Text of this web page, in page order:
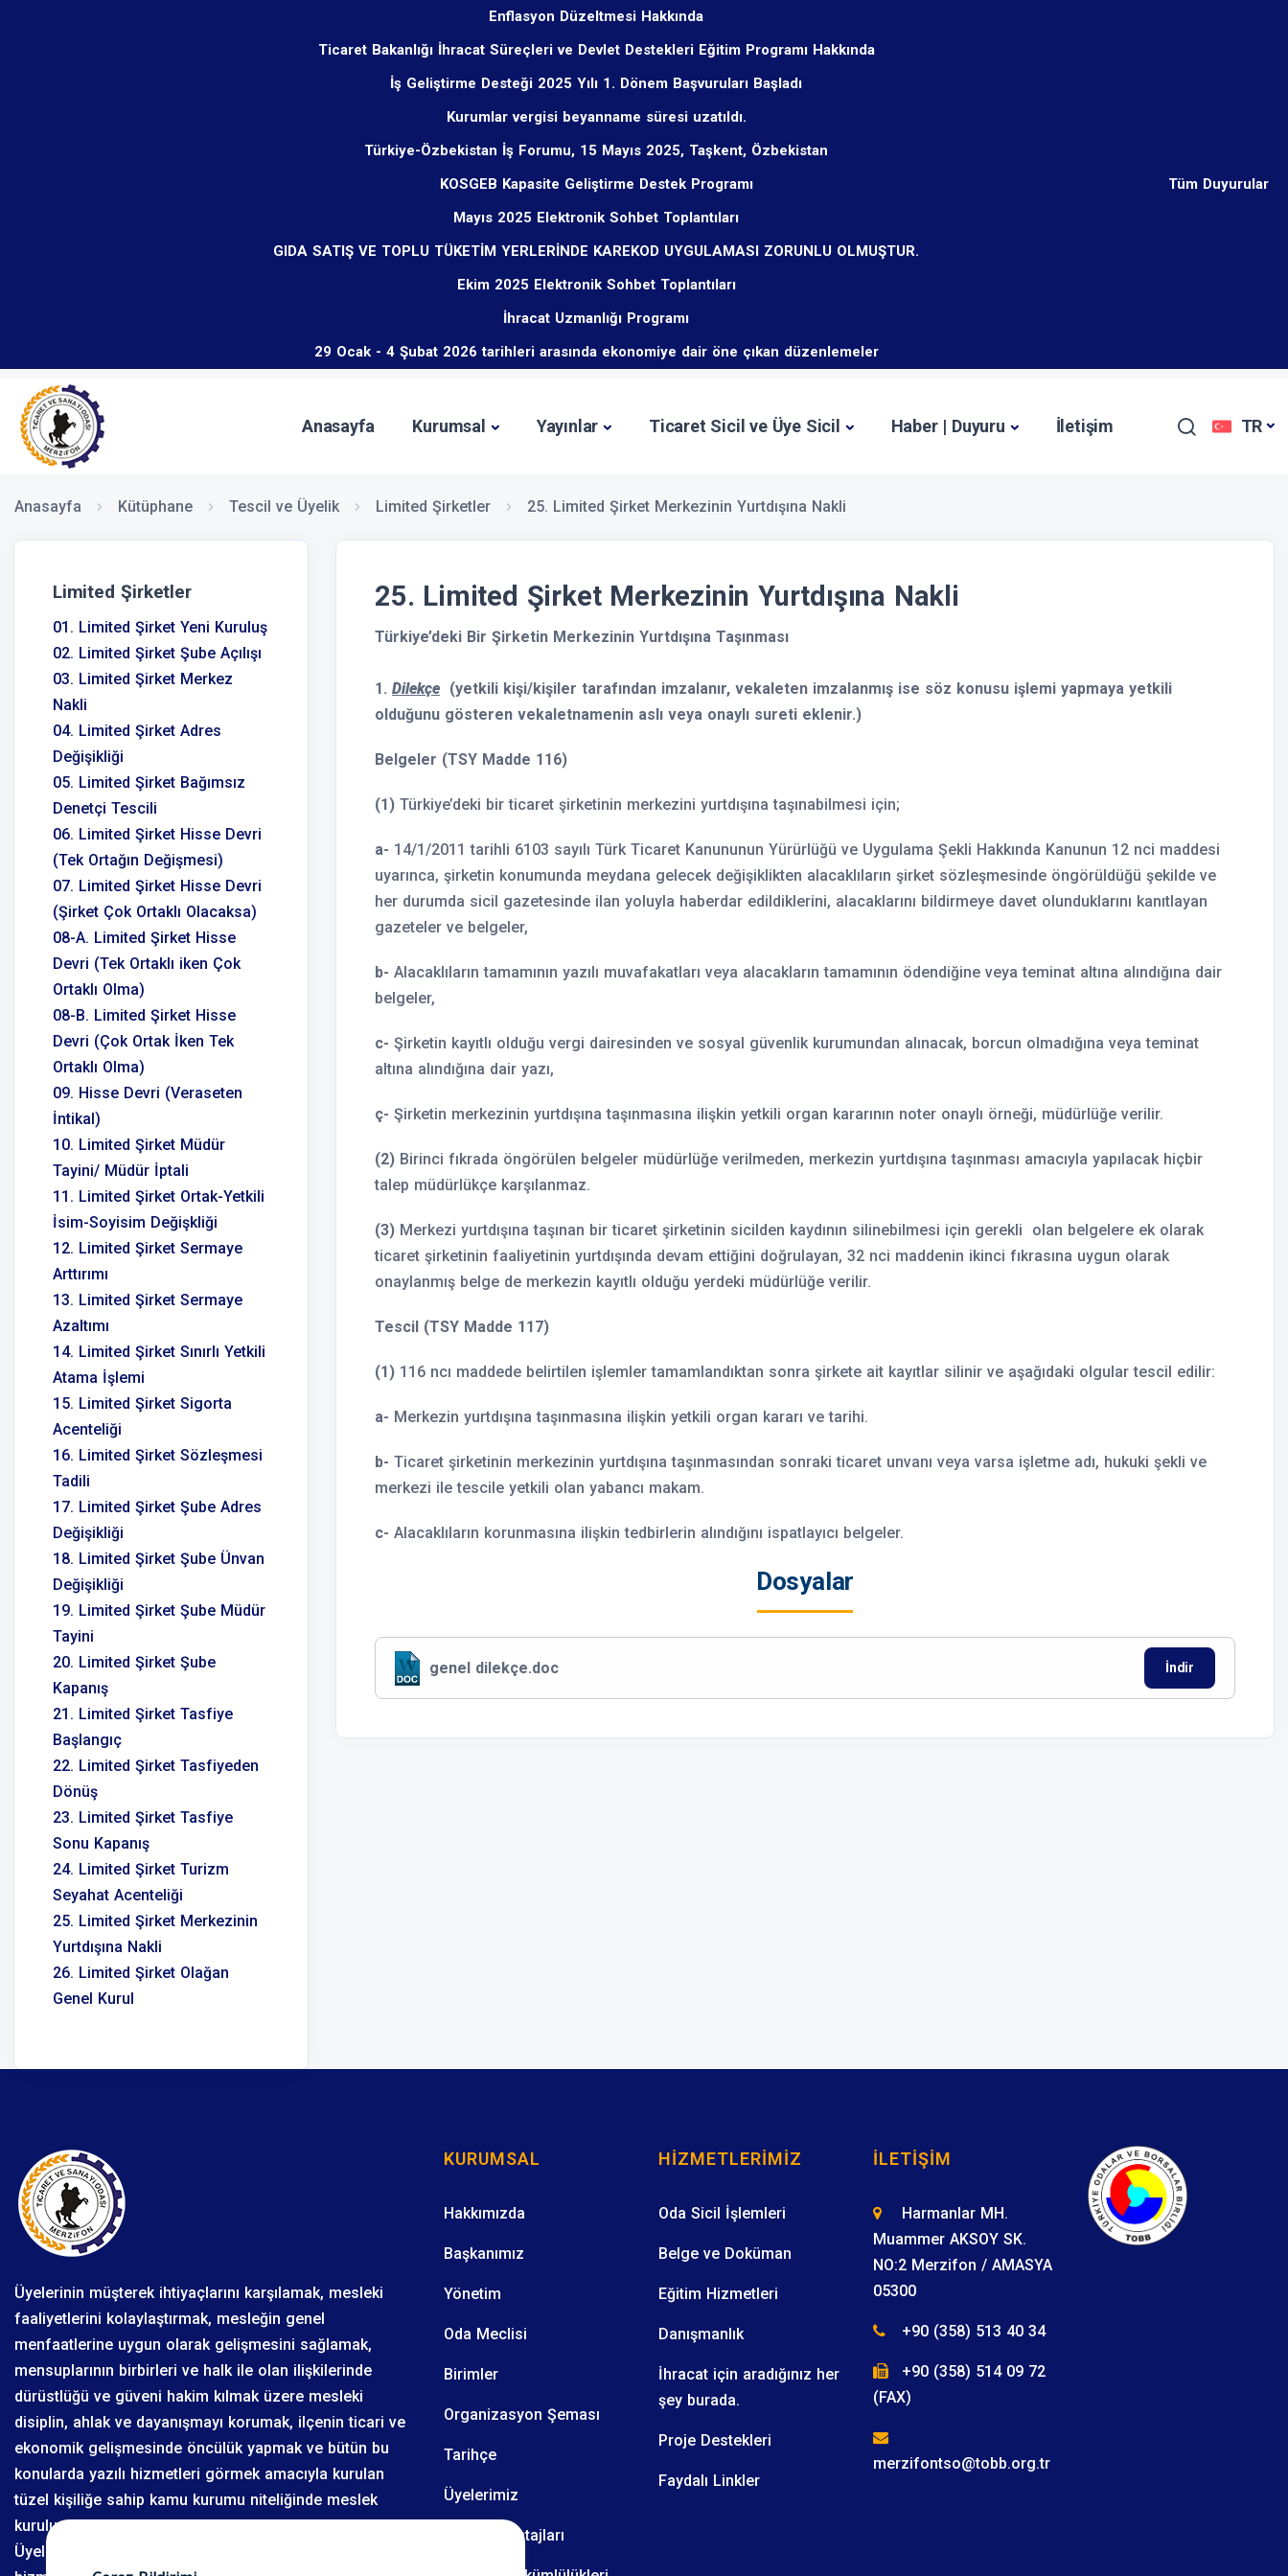
Enflasyon Düzeltmesi Hakkında
Ticaret Bakanlığı İhracat Süreçleri ve Devlet Destekleri Eğitim Programı Hakkında
İş Geliştirme Desteği 2025 Yılı 1. Dönem Başvuruları Başladı
Kurumlar vergisi beyanname süresi uzatıldı.
Türkiye-Özbekistan İş Forumu, 15 Mayıs 2025, Taşkent, Özbekistan
KOSGEB Kapasite Geliştirme Destek Programı
Mayıs 2025 Elektronik Sohbet Toplantıları
GIDA SATIŞ VE TOPLU TÜKETİM YERLERİNDE KAREKOD UYGULAMASI ZORUNLU OLMUŞTUR.
Ekim 2025 Elektronik Sohbet Toplantıları
İhracat Uzmanlığı Programı
29 Ocak - 4 Şubat 2026 tarihleri arasında ekonomiye dair öne çıkan düzenlemeler
Tüm Duyurular
Anasayfa Kurumsal Yayınlar Ticaret Sicil ve Üye Sicil Haber | Duyuru İletişim TR
Anasayfa Kütüphane Tescil ve Üyelik Limited Şirketler 25. Limited Şirket Merkezinin Yurtdışına Nakli
Limited Şirketler
01. Limited Şirket Yeni Kuruluş
02. Limited Şirket Şube Açılışı
03. Limited Şirket Merkez
Nakli
04. Limited Şirket Adres
Değişikliği
05. Limited Şirket Bağımsız
Denetçi Tescili
06. Limited Şirket Hisse Devri
(Tek Ortağın Değişmesi)
07. Limited Şirket Hisse Devri
(Şirket Çok Ortaklı Olacaksa)
08-A. Limited Şirket Hisse
Devri (Tek Ortaklı iken Çok
Ortaklı Olma)
08-B. Limited Şirket Hisse
Devri (Çok Ortak İken Tek
Ortaklı Olma)
09. Hisse Devri (Veraseten
İntikal)
10. Limited Şirket Müdür
Tayini/ Müdür İptali
11. Limited Şirket Ortak-Yetkili
İsim-Soyisim Değişkliği
12. Limited Şirket Sermaye
Arttırımı
13. Limited Şirket Sermaye
Azaltımı
14. Limited Şirket Sınırlı Yetkili
Atama İşlemi
15. Limited Şirket Sigorta
Acenteliği
16. Limited Şirket Sözleşmesi
Tadili
17. Limited Şirket Şube Adres
Değişikliği
18. Limited Şirket Şube Ünvan
Değişikliği
19. Limited Şirket Şube Müdür
Tayini
20. Limited Şirket Şube
Kapanış
21. Limited Şirket Tasfiye
Başlangıç
22. Limited Şirket Tasfiyeden
Dönüş
23. Limited Şirket Tasfiye
Sonu Kapanış
24. Limited Şirket Turizm
Seyahat Acenteliği
25. Limited Şirket Merkezinin
Yurtdışına Nakli
26. Limited Şirket Olağan
Genel Kurul
25. Limited Şirket Merkezinin Yurtdışına Nakli
Türkiye’deki Bir Şirketin Merkezinin Yurtdışına Taşınması
1. Dilekçe (yetkili kişi/kişiler tarafından imzalanır, vekaleten imzalanmış ise söz konusu işlemi yapmaya yetkili
olduğunu gösteren vekaletnamenin aslı veya onaylı sureti eklenir.)
Belgeler (TSY Madde 116)
(1) Türkiye’deki bir ticaret şirketinin merkezini yurtdışına taşınabilmesi için;
a- 14/1/2011 tarihli 6103 sayılı Türk Ticaret Kanununun Yürürlüğü ve Uygulama Şekli Hakkında Kanunun 12 nci maddesi
uyarınca, şirketin konumunda meydana gelecek değişiklikten alacaklıların şirket sözleşmesinde öngörüldüğü şekilde ve
her durumda sicil gazetesinde ilan yoluyla haberdar edildiklerini, alacaklarını bildirmeye davet olunduklarını kanıtlayan
gazeteler ve belgeler,
b- Alacaklıların tamamının yazılı muvafakatları veya alacakların tamamının ödendiğine veya teminat altına alındığına dair
belgeler,
c- Şirketin kayıtlı olduğu vergi dairesinden ve sosyal güvenlik kurumundan alınacak, borcun olmadığına veya teminat
altına alındığına dair yazı,
ç- Şirketin merkezinin yurtdışına taşınmasına ilişkin yetkili organ kararının noter onaylı örneği, müdürlüğe verilir.
(2) Birinci fıkrada öngörülen belgeler müdürlüğe verilmeden, merkezin yurtdışına taşınması amacıyla yapılacak hiçbir
talep müdürlükçe karşılanmaz.
(3) Merkezi yurtdışına taşınan bir ticaret şirketinin sicilden kaydının silinebilmesi için gerekli olan belgelere ek olarak
ticaret şirketinin faaliyetinin yurtdışında devam ettiğini doğrulayan, 32 nci maddenin ikinci fıkrasına uygun olarak
onaylanmış belge de merkezin kayıtlı olduğu yerdeki müdürlüğe verilir.
Tescil (TSY Madde 117)
(1) 116 ncı maddede belirtilen işlemler tamamlandıktan sonra şirkete ait kayıtlar silinir ve aşağıdaki olgular tescil edilir:
a- Merkezin yurtdışına taşınmasına ilişkin yetkili organ kararı ve tarihi.
b- Ticaret şirketinin merkezinin yurtdışına taşınmasından sonraki ticaret unvanı veya varsa işletme adı, hukuki şekli ve
merkezi ile tescile yetkili olan yabancı makam.
c- Alacaklıların korunmasına ilişkin tedbirlerin alındığını ispatlayıcı belgeler.
Dosyalar
genel dilekçe.doc İndir
Üyelerinin müşterek ihtiyaçlarını karşılamak, mesleki
faaliyetlerini kolaylaştırmak, mesleğin genel
menfaatlerine uygun olarak gelişmesini sağlamak,
mensuplarının birbirleri ve halk ile olan ilişkilerinde
dürüstlüğü ve güveni hakim kılmak üzere mesleki
disiplin, ahlak ve dayanışmayı korumak, ilçenin ticari ve
ekonomik gelişmesinde öncülük yapmak ve bütün bu
konularda yazılı hizmetleri görmek amacıyla kurulan
tüzel kişiliğe sahip kamu kurumu niteliğinde meslek
kuruluşudur. Merzifon Ticaret ve Sanayi Odası
Üyelerinin ve Üyeleri dışındaki tüm halkının her zaman
KURUMSAL
Hakkımızda
Başkanımız
Yönetim
Oda Meclisi
Birimler
Organizasyon Şeması
Tarihçe
Üyelerimiz
Üyelik Avantajları
HIZMETLERIMIZ
Oda Sicil İşlemleri
Belge ve Doküman
Eğitim Hizmetleri
Danışmanlık
İhracat için aradığınız her
şey burada.
Proje Destekleri
Faydalı Linkler
İLETIŞIM
Harmanlar MH.
Muammer AKSOY SK.
NO:2 Merzifon / AMASYA
05300
+90 (358) 513 40 34
+90 (358) 514 09 72
(FAX)
merzifontso@tobb.org.tr